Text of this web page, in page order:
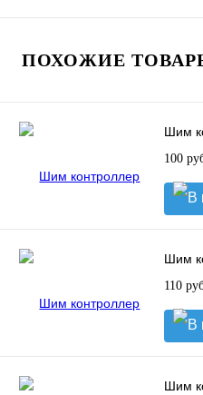
ПОХОЖИЕ
Шим
100
Шим
110
Шим